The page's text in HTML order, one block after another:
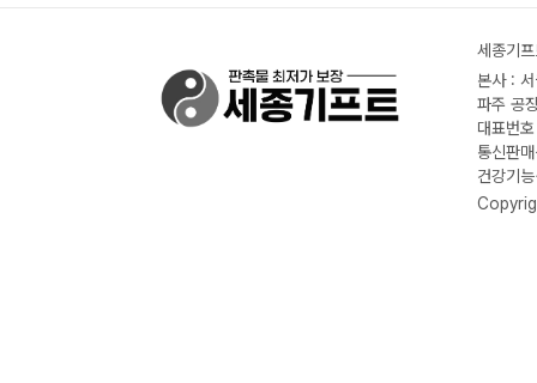
세종기
본사 :
파주 공
대표번
통신판
건강기